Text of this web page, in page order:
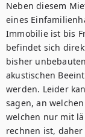
Neben diesem
eines
Immobilie ist bis
befindet sich
bisher
akustischen
werden. Leider
sagen, an
welchen nur mit
rechnen ist,